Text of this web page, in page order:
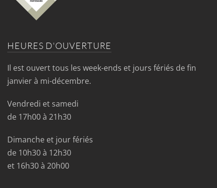
HEURES D'OUVERTURE
Il est ouvert tous les week-ends et jours fériés de fin
janvier à mi-décembre.
Vendredi et samedi
de 17h00 à 21h30
Dimanche et jour fériés
de 10h30 à 12h30
et 16h30 à 20h00